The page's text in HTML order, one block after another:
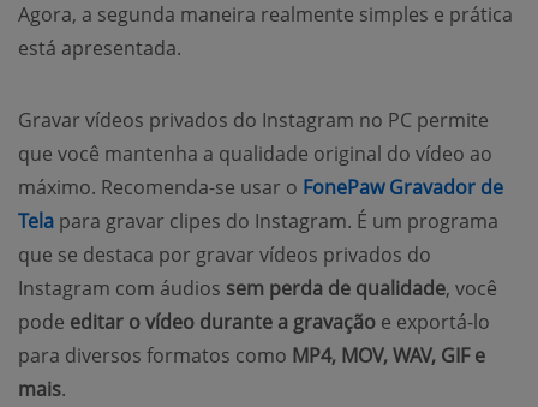
Agora, a segunda maneira realmente simples e prática
está apresentada.
Gravar vídeos privados do Instagram no PC permite
que você mantenha a qualidade original do vídeo ao
máximo. Recomenda-se usar o FonePaw Gravador de
Tela (opens new window)
para gravar clipes do Instagram. É um programa
que se destaca por gravar vídeos privados do
Instagram com áudios sem perda de qualidade, você
pode editar o vídeo durante a gravação e exportá-lo
para diversos formatos como MP4, MOV, WAV, GIF e
mais.